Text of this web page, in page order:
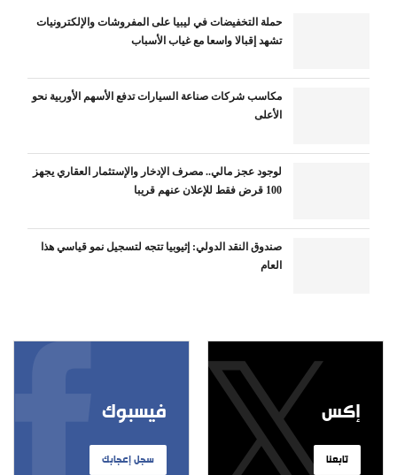
حملة التخفيضات في ليبيا على المفروشات والإلكترونيات
تشهد إقبالا واسعا مع غياب الأسباب
مكاسب شركات صناعة السيارات تدفع الأسهم الأوربية نحو
الأعلى
لوجود عجز مالي.. مصرف الإدخار والإستثمار العقاري يجهز
100 قرض فقط للإعلان عنهم قريبا
صندوق النقد الدولي: إثيوبيا تتجه لتسجيل نمو قياسي هذا
العام
فيسبوك
سجل إعجابك
إكس
تابعنا